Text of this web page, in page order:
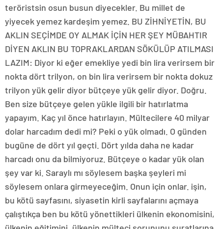
teröristsin osun busun diyecekler. Bu millet de
yiyecek yemez kardeşim yemez. BU ZİHNİYETİN, BU
AKLIN SEÇİMDE OY ALMAK İÇİN HER ŞEY MÜBAHTIR
DİYEN AKLIN BU TOPRAKLARDAN SÖKÜLÜP ATILMASI
LAZIM: Diyor ki eğer emekliye yedi bin lira verirsem bir
nokta dört trilyon, on bin lira verirsem bir nokta dokuz
trilyon yük gelir diyor bütçeye yük gelir diyor. Doğru.
Ben size bütçeye gelen yükle ilgili bir hatırlatma
yapayım. Kaç yıl önce hatırlayın. Mültecilere 40 milyar
dolar harcadım dedi mi? Peki o yük olmadı. O günden
bugüne de dört yıl geçti. Dört yılda daha ne kadar
harcadı onu da bilmiyoruz. Bütçeye o kadar yük olan
şey var ki. Saraylı mı söylesem başka şeyleri mi
söylesem onlara girmeyeceğim. Onun için onlar. işin,
bu kötü sayfasını, siyasetin kirli sayfalarını açmaya
çalıştıkça ben bu kötü yönettikleri ülkenin ekonomisini,